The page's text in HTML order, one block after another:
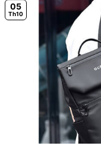
05
Th10